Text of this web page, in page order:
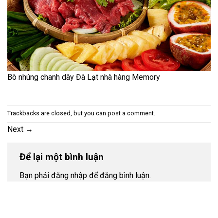
Bò nhúng chanh dây Đà Lạt nhà hàng Memory
Trackbacks are closed, but you can post a comment.
Next →
Để lại một bình luận
Bạn phải đăng nhập để đăng bình luận.